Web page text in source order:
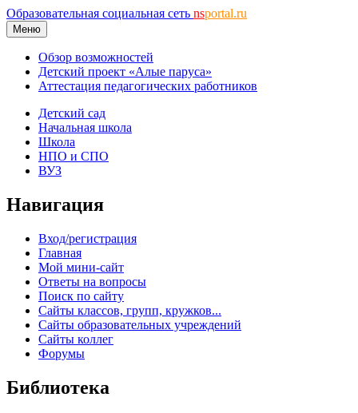
Образовательная социальная сеть nsportal.ru
Меню
Обзор возможностей
Детский проект «Алые паруса»
Аттестация педагогических работников
Детский сад
Начальная школа
Школа
НПО и СПО
ВУЗ
Навигация
Вход/регистрация
Главная
Мой мини-сайт
Ответы на вопросы
Поиск по сайту
Сайты классов, групп, кружков...
Сайты образовательных учреждений
Сайты коллег
Форумы
Библиотека